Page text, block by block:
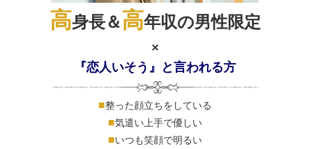
高身長＆高年収の男性限定
×
『恋人いそう』と言われる方
■整った顔立ちをしている
■気遣い上手で優しい
■いつも笑顔で明るい